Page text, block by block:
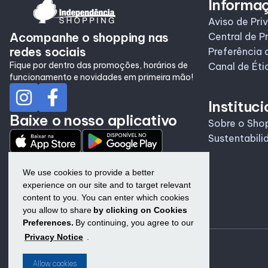
We use cookies to provide a better
experience on our site and to target relevant
content to you. You can enter which cookies
you allow to share by clicking on Cookies
Preferences. By continuing, you agree to our
Privacy Notice .
Allow cookies
Acompanhe o shopping nas
redes sociais
Fique por dentro das promoções, horários de
funcionamento e novidades em primeira mão!
Baixe o nosso aplicativo
Aviso de
Central de
Preferência
Canal de
Sobre o